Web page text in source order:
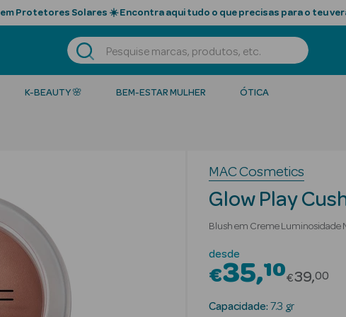
em Protetores Solares ☀️ Encontra aqui tudo o que precisas para o teu
K-BEAUTY 🌸 BEM-ESTAR MULHER ÓTICA
MAC Cosmetics
Glow Play
Blush em Creme Luminosidade
desde
€35 10Price
€39 00
Capacidade: 7.3 gr